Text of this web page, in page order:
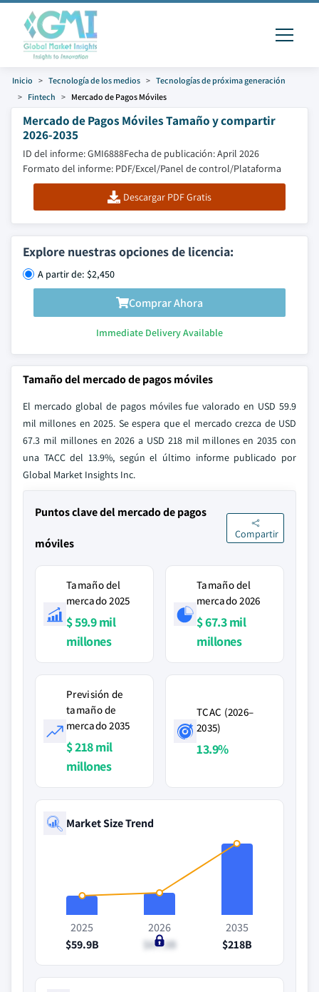
Inicio Tecnología de los medios
Tecnologías de próxima generación
Fintech
Mercado de Pagos Móviles
Mercado de Pagos Móviles Tamaño y compartir
2026-2035
ID del informe: GMI6888Fecha de publicación: April 2026
Formato del informe: PDF/Excel/Panel de control/Plataforma
Descargar PDF Gratis
Explore nuestras opciones de licencia:
A partir de: $2,450
Comprar Ahora
Immediate Delivery Available
Tamaño del mercado de pagos móviles
El mercado global de pagos móviles fue valorado en USD 59.9
mil millones en 2025. Se espera que el mercado crezca de USD
67.3 mil millones en 2026 a USD 218 mil millones en 2035 con
una TACC del 13.9%, según el último informe publicado por
Global Market Insights Inc.
Puntos clave del mercado de pagos
móviles
Compartir
Tamaño del
mercado 2025
$ 59.9 mil
millones
Tamaño del
mercado 2026
$ 67.3 mil
millones
Previsión de
tamaño de
mercado 2035
$ 218 mil
millones
TCAC (2026–
2035)
13.9%
Market Size Trend
2025
$59.9B
2026
$67.3B
2035
$218B